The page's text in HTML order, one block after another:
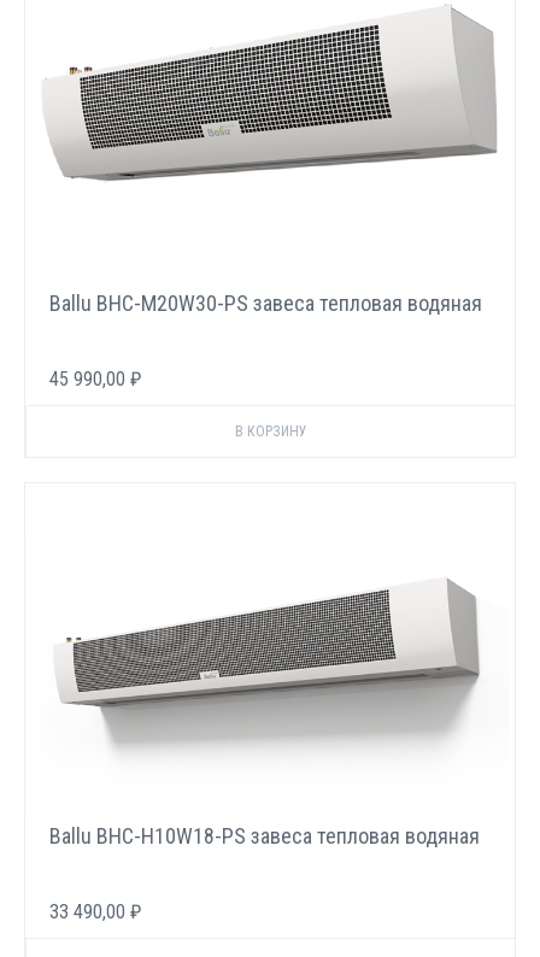
Ballu BHC-M20W30-PS завеса тепловая водяная
45 990,00 ₽
Ballu BHC-H10W18-PS завеса тепловая водяная
33 490,00 ₽